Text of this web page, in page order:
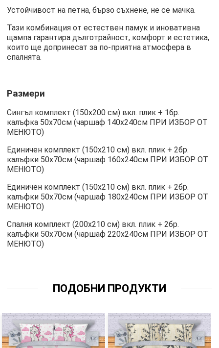
Устойчивост на петна, бързо съхнене, не се мачка.
Тази комбинация от естествен памук и иновативна
щампа гарантира дълготрайност, комфорт и естетика,
които ще допринесат за по-приятна атмосфера в
спалнята.
Размери
Сингъл комплект (150х200 см) вкл. плик + 1бр.
калъфка 50х70см (чаршаф 140х240см ПРИ ИЗБОР ОТ
МЕНЮТО)
Единичен комплект (150х210 см) вкл. плик + 2бр.
калъфки 50х70см (чаршаф 160х240см ПРИ ИЗБОР ОТ
МЕНЮТО)
Единичен комплект (150х210 см) вкл. плик + 2бр.
калъфки 50х70см (чаршаф 180х240см ПРИ ИЗБОР ОТ
МЕНЮТО)
Спалня комплект (200х210 см) вкл. плик + 2бр.
калъфки 50х70см (чаршаф 220х240см ПРИ ИЗБОР ОТ
МЕНЮТО)
ПОДОБНИ ПРОДУКТИ